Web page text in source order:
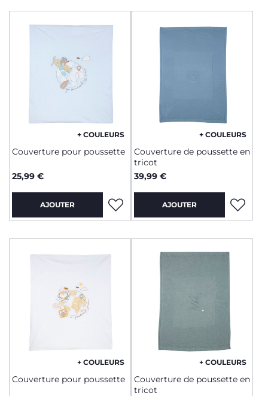
+ COULEURS
Couverture pour poussette
25,99 €
AJOUTER
+ COULEURS
Couverture de poussette en
tricot
39,99 €
AJOUTER
+ COULEURS
Couverture pour poussette
+ COULEURS
Couverture de poussette en
tricot